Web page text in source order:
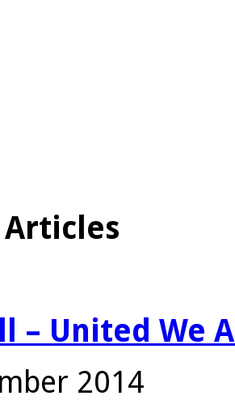
– United We
2014